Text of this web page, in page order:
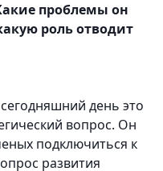
проблемы он
роль отводит
день это
вопрос. Он
подключиться к
развития